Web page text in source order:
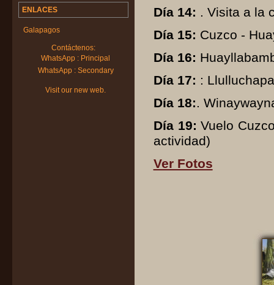
ENLACES
Galapagos
Contáctenos:
WhatsApp : Principal
WhatsApp : Secondary
Visit our new web.
Día 14: . Visita a la
Día 15: Cuzco -
Día 16:
Día 17: :
Día 18:.
Día 19: Vuelo
actividad)
Ver Fotos